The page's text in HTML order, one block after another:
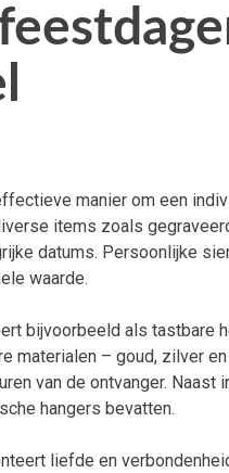
manier om een
items zoals
datums. Persoonlijke
waarde.
bijvoorbeeld als tastbare
materialen – goud, zilver
van de ontvanger. Naast
hangers bevatten.
liefde en